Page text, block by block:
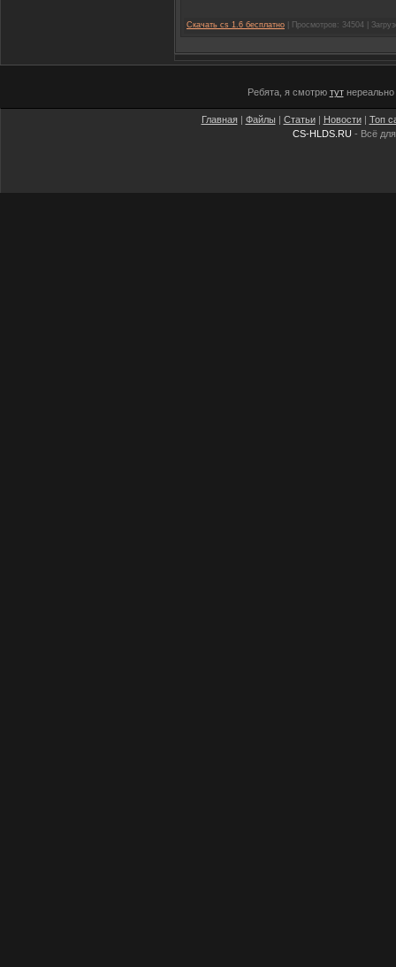
Скачать cs 1.6 бесплатно | Просмотров: 34504 |
Ребята, я смотрю тутнереально
Главная| Файлы | Статьи| Новости| Топ
CS-HLDS.RU - Всё